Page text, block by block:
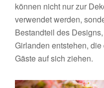
können nicht nur zur
verwendet werden,
Bestandteil des
Girlanden entstehen,
Gäste auf sich ziehen.